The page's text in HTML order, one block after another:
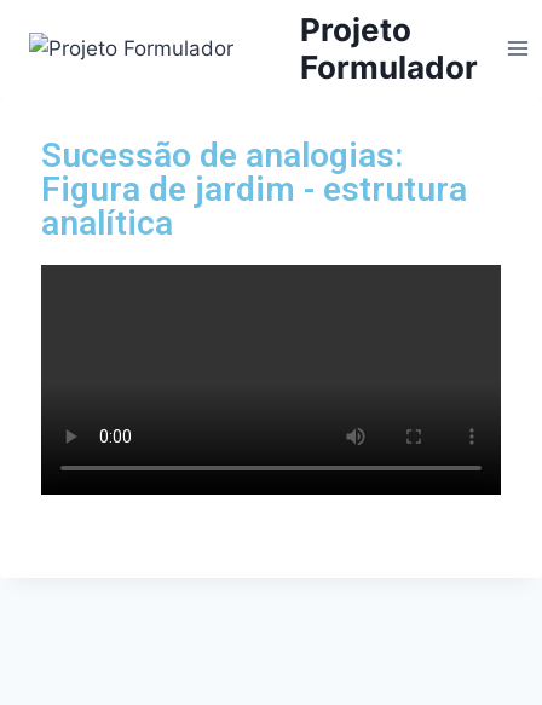
Projeto
Formulador
Sucessão de analogias:
Figura de jardim - estrutura
analítica